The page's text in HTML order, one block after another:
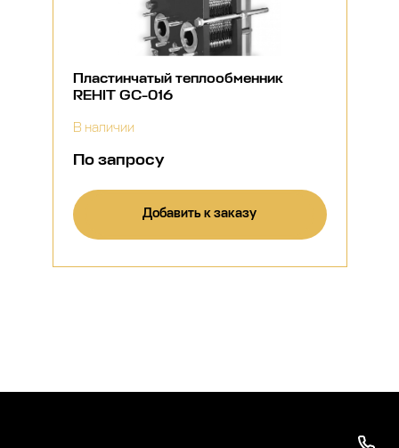
Пластинчатый теплообменник
REHIT GC-016
В наличии
По запросу
Добавить к заказу